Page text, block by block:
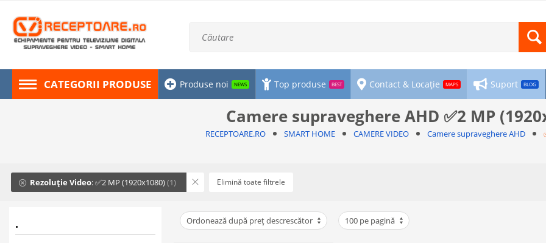
CATEGORII PRODUSE Produse noi NEWS Top produse BEST Contact & Locație MAPS Suport BLOG
Camere supraveghere AHD ✅2 MP
RECEPTOARE.RO SMART HOME CAMERE VIDEO Camere supraveghere AHD
Rezoluție Video: ✅2 MP (1920x1080)(1) Elimină toate filtrele
. Ordonează după preț descrescător 100 pe pagină